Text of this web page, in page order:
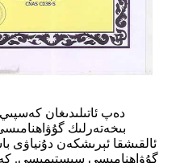
بىخەتەرلىك گۇۋاھنامىسى
ئالقىشقا ئېرىشكەن
گۇۋاھنامىسى سىستېمىسى.